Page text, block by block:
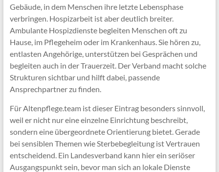
Gebäude, in dem Menschen ihre letzte Lebensphase
verbringen. Hospizarbeit ist aber deutlich breiter.
Ambulante Hospizdienste begleiten Menschen oft zu
Hause, im Pflegeheim oder im Krankenhaus. Sie hören zu,
entlasten Angehörige, unterstützen bei Gesprächen und
begleiten auch in der Trauerzeit. Der Verband macht solche
Strukturen sichtbar und hilft dabei, passende
Ansprechpartner zu finden.
Für Altenpflege.team ist dieser Eintrag besonders sinnvoll,
weil er nicht nur eine einzelne Einrichtung beschreibt,
sondern eine übergeordnete Orientierung bietet. Gerade
bei sensiblen Themen wie Sterbebegleitung ist Vertrauen
entscheidend. Ein Landesverband kann hier ein seriöser
Ausgangspunkt sein, bevor man sich an lokale Dienste